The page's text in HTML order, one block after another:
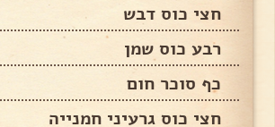
חצי כוס דבש
רבע כוס שמן
כף סוכר חום
חצי כוס גרעיני חמנייה